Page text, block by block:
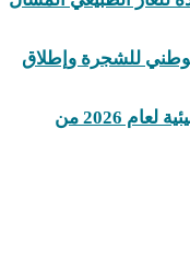
للشجرة وإطلاق
إطلاق الحملة الوطنية للسياحة البيئية لعام 2026 من